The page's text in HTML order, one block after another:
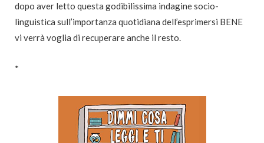
dopo aver letto questa godibilissima indagine socio-
linguistica sull’importanza quotidiana dell’esprimersi BENE
vi verrà voglia di recuperare anche il resto.
*